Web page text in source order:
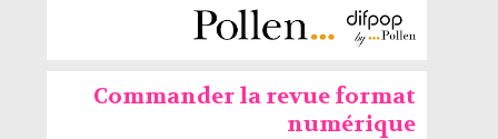
Commander la revue format
numérique